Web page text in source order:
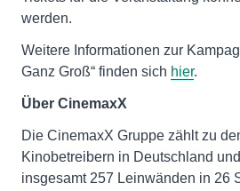
werden.
Weitere Informationen zur
Ganz Groß“ finden sich hier.
Über CinemaxX
Die CinemaxX Gruppe zählt zu
Kinobetreibern in Deutschland
insgesamt 257 Leinwänden in 26